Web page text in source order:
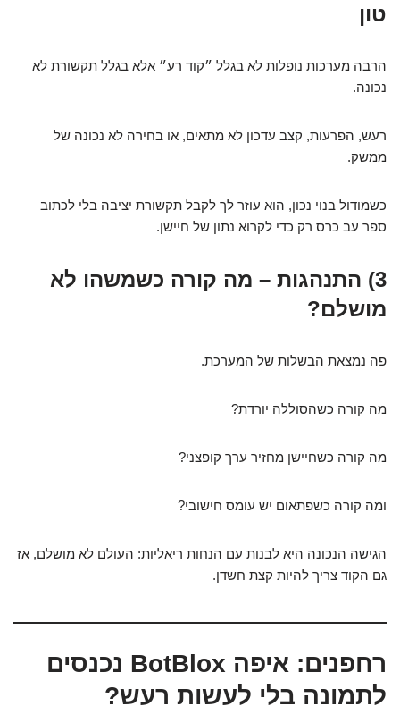
טון
הרבה מערכות נופלות לא בגלל ״קוד רע״ אלא בגלל תקשורת לא
נכונה.
רעש, הפרעות, קצב עדכון לא מתאים, או בחירה לא נכונה של
ממשק.
כשמודול בנוי נכון, הוא עוזר לך לקבל תקשורת יציבה בלי לכתוב
ספר עב כרס רק כדי לקרוא נתון של חיישן.
3) התנהגות – מה קורה כשמשהו לא
מושלם?
פה נמצאת הבשלות של המערכת.
מה קורה כשהסוללה יורדת?
מה קורה כשחיישן מחזיר ערך קופצני?
ומה קורה כשפתאום יש עומס חישובי?
הגישה הנכונה היא לבנות עם הנחות ריאליות: העולם לא מושלם, אז
גם הקוד צריך להיות קצת חשדן.
רחפנים: איפה BotBlox נכנסים
לתמונה בלי לעשות רעש?